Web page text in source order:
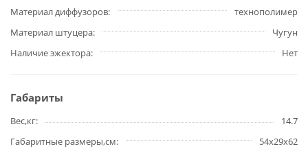
Материал диффузоров
технополимер
Материал штуцера
Чугун
Наличие эжектора
Нет
Габариты
Вес,кг
14.7
Габаритные размеры,см
54х29х62